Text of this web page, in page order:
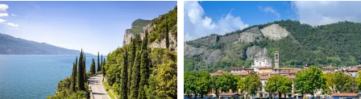
Ausflug Luganer See & Comer See